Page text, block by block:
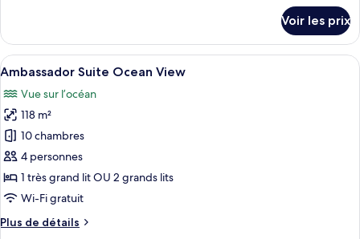
with
Pool
-
Zen
Experience
le
type
de
Nature
View
Suite
with
Pool
Zen
Experience
Voir les prix
Afficher
toutes
les
photos
pour
ce
type
de
chambre :
Ambassador
Une chambre d’hôtel avec deux
6
Ambassador Suite Ocean View
Vue sur l’océan
118 m²
10 chambres
4 personnes
1 très grand lit OU 2 grands lits
Wi-Fi gratuit
Plus de détails
Plus